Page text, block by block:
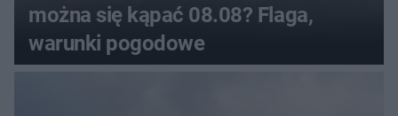
można się kąpać 08.08? Flaga,
warunki pogodowe